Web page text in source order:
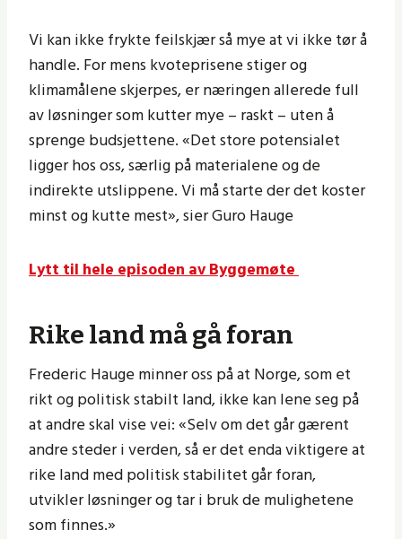
Vi kan ikke frykte feilskjær så mye at vi ikke tør å
handle. For mens kvoteprisene stiger og
klimamålene skjerpes, er næringen allerede full
av løsninger som kutter mye – raskt – uten å
sprenge budsjettene. «Det store potensialet
ligger hos oss, særlig på materialene og de
indirekte utslippene. Vi må starte der det koster
minst og kutte mest», sier Guro Hauge
Lytt til hele episoden av Byggemøte
Rike land må gå foran
Frederic Hauge minner oss på at Norge, som et
rikt og politisk stabilt land, ikke kan lene seg på
at andre skal vise vei: «Selv om det går gærent
andre steder i verden, så er det enda viktigere at
rike land med politisk stabilitet går foran,
utvikler løsninger og tar i bruk de mulighetene
som finnes.»